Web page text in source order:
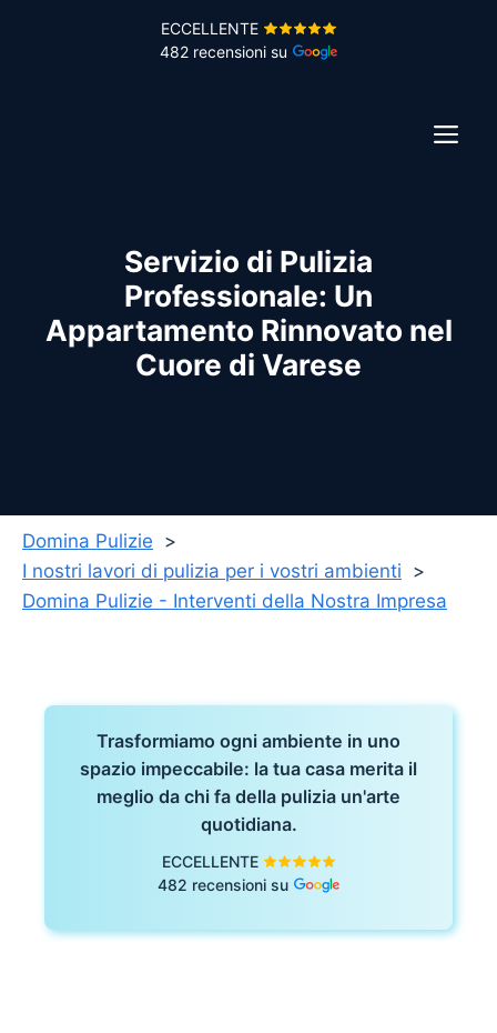
ECCELLENTE
482 recensioni su
Servizio di Pulizia
Professionale: Un
Appartamento Rinnovato nel
Cuore di Varese
Domina Pulizie
I nostri lavori di pulizia per i vostri ambienti
Domina Pulizie - Interventi della Nostra Impresa
Trasformiamo ogni ambiente in uno
spazio impeccabile: la tua casa merita il
meglio da chi fa della pulizia un'arte
quotidiana.
ECCELLENTE
482 recensioni su